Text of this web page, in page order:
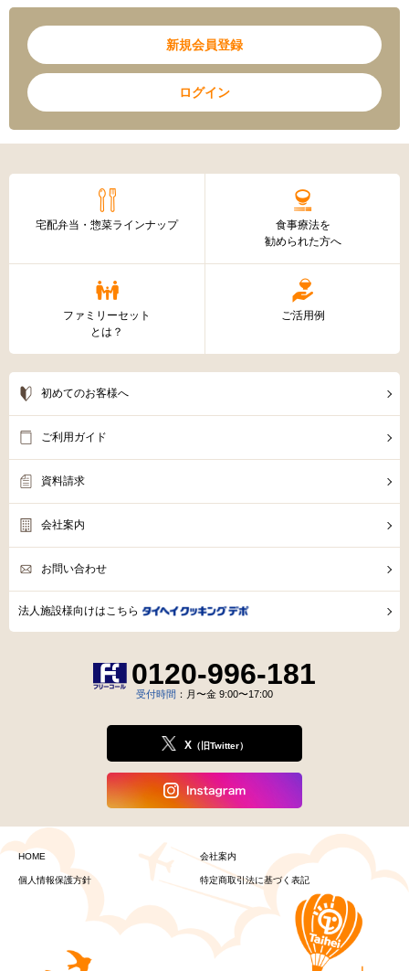
新規会員登録
ログイン
宅配弁当・惣菜ラインナップ
食事療法を
勧められた方へ
ファミリーセット
とは？
ご活用例
初めてのお客様へ
ご利用ガイド
資料請求
会社案内
お問い合わせ
法人施設様向けはこちら
0120-996-181
受付時間 ：月〜金 9:00〜17:00
X （旧Twitter）
HOME 会社案内
個人情報保護方針 特定商取引法に基づく表記